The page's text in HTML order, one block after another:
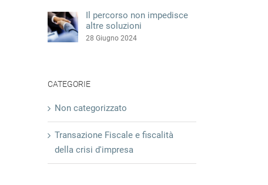
Il percorso non impedisce
altre soluzioni
28 Giugno 2024
CATEGORIE
Non categorizzato
Transazione Fiscale e fiscalità
della crisi d'impresa